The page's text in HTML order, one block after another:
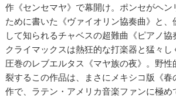
作《センセマヤ》で幕開け。ポンセがヘ
ために書いた《ヴァイオリン協奏曲》と、
して知られるチャベスの超難曲《ピアノ協
クライマックスは熱狂的な打楽器と猛々
圧巻のレブエルタス《マヤ族の夜》。野
裂するこの作品は、まさにメキシコ版《
作で、ラテン・アメリカ音楽ファンに極め